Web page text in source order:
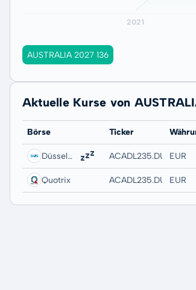
AUSTRALIA 2027 136
Aktuelle Kurse von
Börse Ticker
Düsseldorf ACADL235.DUSBEUR
Quotrix ACADL235.DUSDEUR